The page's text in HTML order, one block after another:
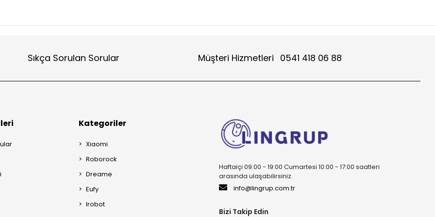
Sıkça Sorulan Sorular Müşteri Hizmetleri 0541 418 06 88
Kategoriler
Xiaomi
Roborock
Dreame
Eufy
Irobot
Haftaiçi 09:00 - 19:00 Cumartesi 10:00 - 17:00 saatleri
arasında ulaşabilirsiniz.
info@lingrup.com.tr
Bizi Takip Edin